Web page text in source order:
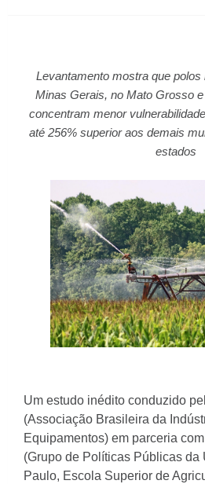
Levantamento mostra que polos
Minas Gerais, no Mato Grosso
concentram menor
até 256% superior aos demais
estados
Um estudo inédito conduzido
(Associação Brasileira da
Equipamentos) em parceria
(Grupo de Políticas Públicas da
Paulo, Escola Superior de